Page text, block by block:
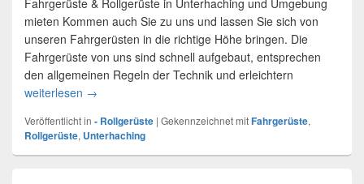
Fahrgerüste & Rollgerüste in Unterhaching und Umgebung
mieten Kommen auch Sie zu uns und lassen Sie sich von
unseren Fahrgerüsten in die richtige Höhe bringen. Die
Fahrgerüste von uns sind schnell aufgebaut, entsprechen
den allgemeinen Regeln der Technik und erleichtern
weiterlesen Fahrgerüste oder Rollgerüste leihen in Unterhaching
→
Veröffentlicht in - Rollgerüste | Gekennzeichnet mitFahrgerüste,
Rollgerüste, Unterhaching